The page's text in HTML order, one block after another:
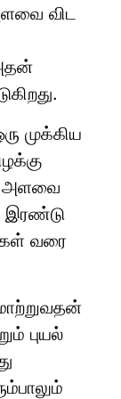
விட
முக்கிய
அளவை
இரண்டு
வரை
புயல்